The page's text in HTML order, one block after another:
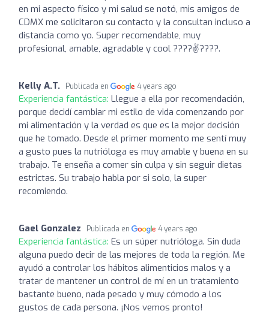
en mi aspecto físico y mi salud se notó, mis amigos de
CDMX me solicitaron su contacto y la consultan incluso a
distancia como yo. Super recomendable, muy
profesional, amable, agradable y cool ????✌????.
Kelly A.T. Publicada en 4 years ago
Experiencia fantástica: Llegue a ella por recomendación,
porque decidí cambiar mi estilo de vida comenzando por
mi alimentación y la verdad es que es la mejor decisión
que he tomado. Desde el primer momento me sentí muy
a gusto pues la nutrióloga es muy amable y buena en su
trabajo. Te enseña a comer sin culpa y sin seguir dietas
estrictas. Su trabajo habla por si solo, la super
recomiendo.
Gael Gonzalez Publicada en 4 years ago
Experiencia fantástica: Es un súper nutrióloga. Sin duda
alguna puedo decir de las mejores de toda la región. Me
ayudó a controlar los hábitos alimenticios malos y a
tratar de mantener un control de mí en un tratamiento
bastante bueno, nada pesado y muy cómodo a los
gustos de cada persona. ¡Nos vemos pronto!